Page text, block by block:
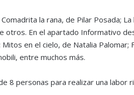
la rana, de Pilar Posada; La
otros. En el apartado Informativo
en el cielo, de Natalia Palomar;
entre muchos más.
8 personas para realizar una labor